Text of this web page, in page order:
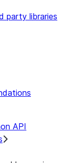
party libraries
API